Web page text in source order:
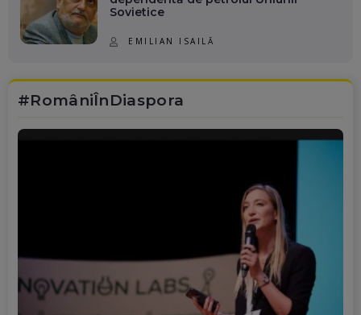
Sovietice
EMILIAN ISAILĂ
#RomâniÎnDiaspora